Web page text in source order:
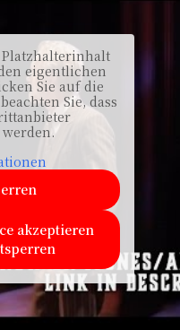
Platzhalterinhalt
eigentlichen
Sie auf die
Sie, dass
akzeptieren